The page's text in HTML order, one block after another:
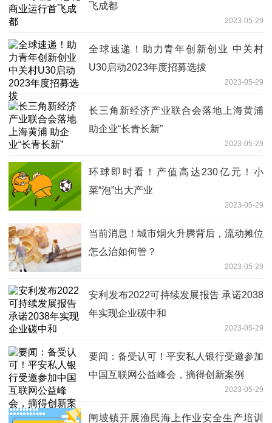
飞成都
2023-05-29
全球速递！助力青年创新创业 中关村
U30启动2023年度招募选拔
2023-05-29
长三角新经济产业联合会落地上海黄浦
助企业“长青长新”
2023-05-29
环球即时看！产值高达230亿元！小
菜“泡”出大产业
2023-05-29
当前消息！城市烟火升腾背后，流动摊位
怎么治如何管？
2023-05-29
安利发布2022可持续发展报告 承诺2038
年实现企业碳中和
2023-05-29
要闻：备受认可！平安私人银行受邀参加
中国互联网公益峰会，摘得创新案例
2023-05-29
闸坡镇开展渔民海上作业安全生产培训